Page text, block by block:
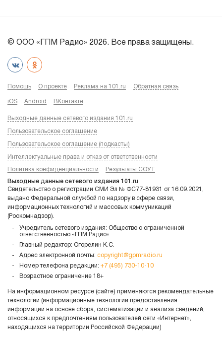
© ООО «ГПМ Радио» 2026. Все права защищены.
Помощь О проекте Реклама на 101.ru Обратная связь
iOS Android ВКонтакте
Выходные данные сетевого издания 101.ru
Пользовательское соглашение
Пользовательское соглашение (подкасты)
Интеллектуальные права и отказ от ответственности
Политика конфиденциальности Результаты СОУТ
Выходные данные сетевого издания 101.ru
Свидетельство о регистрации СМИ Эл № ФС77-81931 от 16.09.2021,
выдано Федеральной службой по надзору в сфере связи,
информационных технологий и массовых коммуникаций
(Роскомнадзор).
Учредитель сетевого издания: Общество с ограниченной
ответственностью «ГПМ Радио»
Главный редактор: Огорелин К.С.
Адрес электронной почты: copyright@gpmradio.ru
Номер телефона редакции: +7 (495) 730-10-10
Возрастное ограничение 18+
На информационном ресурсе (сайте) применяются рекомендательные
технологии (информационные технологии предоставления
информации на основе сбора, систематизации и анализа сведений,
относящихся к предпочтениям пользователей сети «Интернет»,
находящихся на территории Российской Федерации)